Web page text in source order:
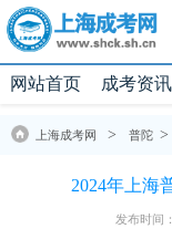
网站首页 成考资讯
上海成考网 > 普陀 >
2024年上海
发布时间